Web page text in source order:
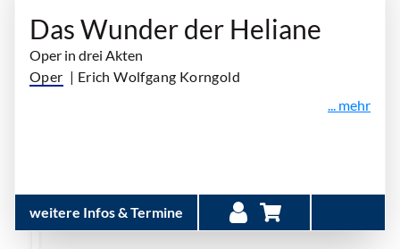
Das Wunder der Heliane
Oper in drei Akten
Oper | Erich Wolfgang Korngold
... mehr
weitere Infos & Termine